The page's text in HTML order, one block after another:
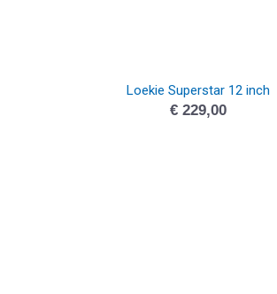
Loekie Superstar 12 inch
€229,00